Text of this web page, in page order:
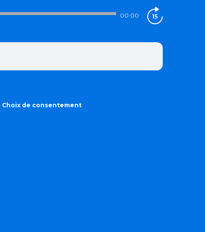
00:00
Choix de consentement